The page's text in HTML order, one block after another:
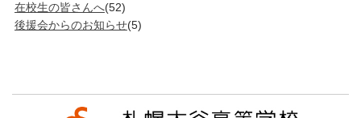
在校生の皆さんへ(52)
後援会からのお知らせ(5)